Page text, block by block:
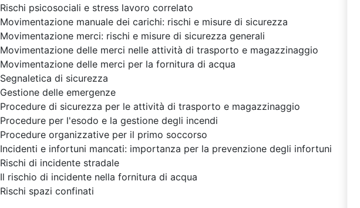
Rischi psicosociali e stress lavoro correlato
Movimentazione manuale dei carichi: rischi e misure di sicurezza
Movimentazione merci: rischi e misure di sicurezza generali
Movimentazione delle merci nelle attività di trasporto e magazzinaggio
Movimentazione delle merci per la fornitura di acqua
Segnaletica di sicurezza
Gestione delle emergenze
Procedure di sicurezza per le attività di trasporto e magazzinaggio
Procedure per l'esodo e la gestione degli incendi
Procedure organizzative per il primo soccorso
Incidenti e infortuni mancati: importanza per la prevenzione degli infortuni
Rischi di incidente stradale
Il rischio di incidente nella fornitura di acqua
Rischi spazi confinati